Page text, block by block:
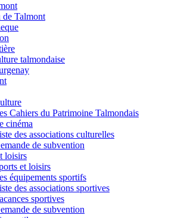
de Talmont
talmondaise
Cahiers du Patrimoine Talmondais
cinéma
des associations culturelles
de subvention
loisirs
et loisirs
équipements sportifs
des associations sportives
sportives
de subvention